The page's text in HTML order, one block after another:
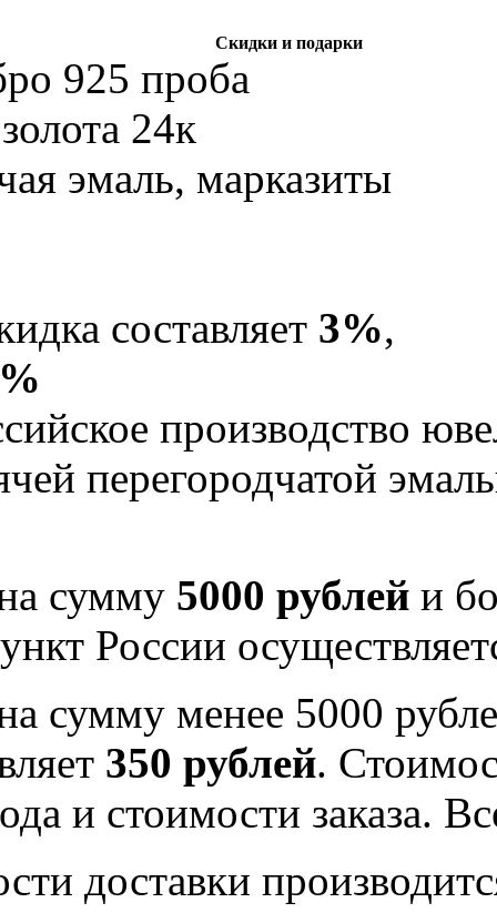
Скидки и подарки
925 проба
24к
эмаль, марказиты
составляет 3%,
производство
перегородчатой
сумму 5000 рублей и
России
сумму менее 5000
350 рублей.
и стоимости заказа.
доставки